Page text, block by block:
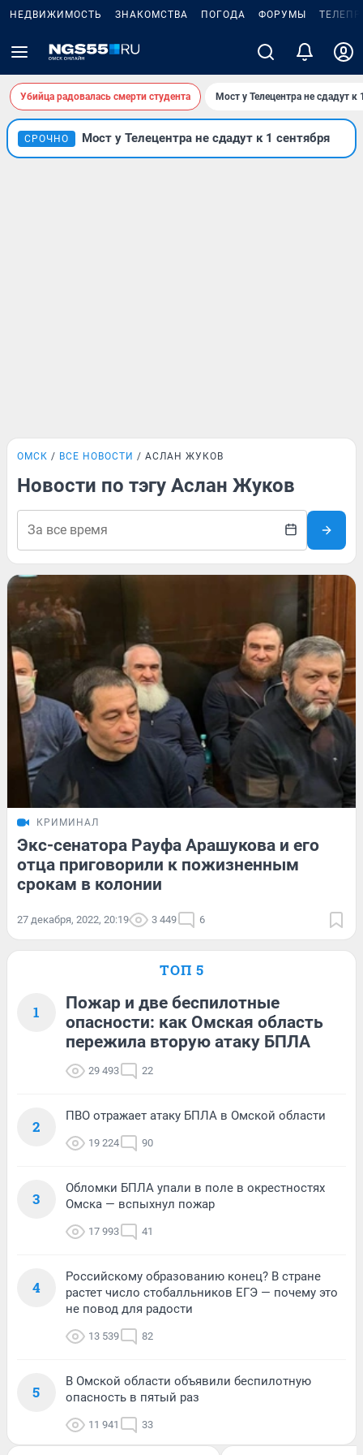
НЕДВИЖИМОСТЬ ЗНАКОМСТВА ПОГОДА ФОРУМЫ
Убийца радовалась смерти студента Мост у Телецентра не сдадут к
СРОЧНО Мост у Телецентра не сдадут к 1 сентября
ОМСК ВСЕ НОВОСТИ АСЛАН ЖУКОВ
Новости по тэгу Аслан Жуков
КРИМИНАЛ
Экс-сенатора Рауфа Арашукова и его
отца приговорили к пожизненным
срокам в колонии
27 декабря, 2022, 20:19 3 449 6
ТОП 5
1
Пожар и две беспилотные
опасности: как Омская область
пережила вторую атаку БПЛА
29 493 22
2
ПВО отражает атаку БПЛА в Омской области
19 224 90
3
Обломки БПЛА упали в поле в окрестностях
Омска — вспыхнул пожар
17 993 41
4
Российскому образованию конец? В стране
растет число стобалльников ЕГЭ — почему это
не повод для радости
13 539 82
5
В Омской области объявили беспилотную
опасность в пятый раз
11 941 33